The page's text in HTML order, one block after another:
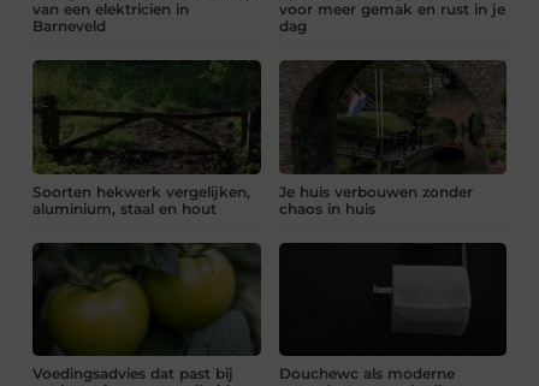
van een elektricien in
Barneveld
voor meer gemak en rust in je
dag
Soorten hekwerk vergelijken,
aluminium, staal en hout
Je huis verbouwen zonder
chaos in huis
Voedingsadvies dat past bij
Douchewc als moderne